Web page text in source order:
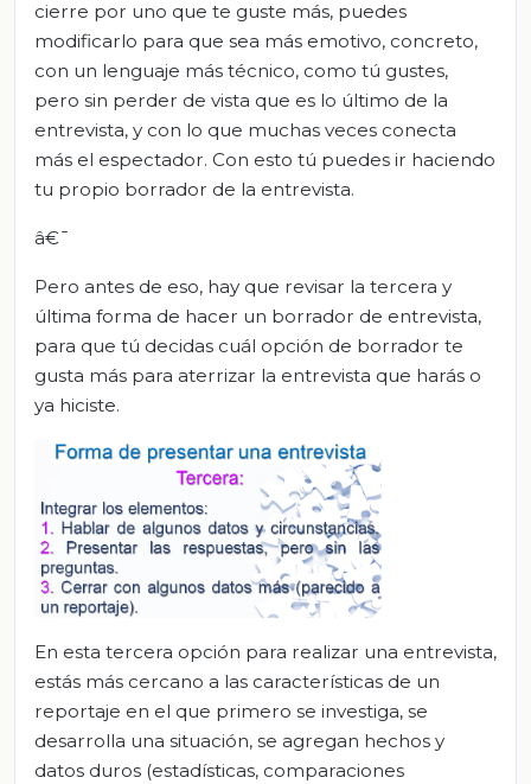
cierre por uno que te guste más, puedes
modificarlo para que sea más emotivo, concreto,
con un lenguaje más técnico, como tú gustes,
pero sin perder de vista que es lo último de la
entrevista, y con lo que muchas veces conecta
más el espectador. Con esto tú puedes ir haciendo
tu propio borrador de la entrevista.
â€¯
Pero antes de eso, hay que revisar la tercera y
última forma de hacer un borrador de entrevista,
para que tú decidas cuál opción de borrador te
gusta más para aterrizar la entrevista que harás o
ya hiciste.
En esta tercera opción para realizar una entrevista,
estás más cercano a las características de un
reportaje en el que primero se investiga, se
desarrolla una situación, se agregan hechos y
datos duros (estadísticas, comparaciones